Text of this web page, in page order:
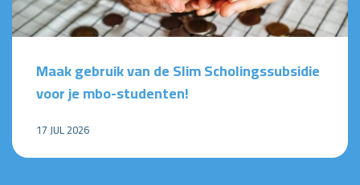
Maak gebruik van de Slim Scholingssubsidie
voor je mbo-studenten!
17 JUL 2026